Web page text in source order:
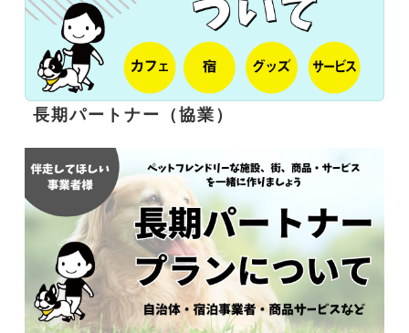
長期パートナー（協業）